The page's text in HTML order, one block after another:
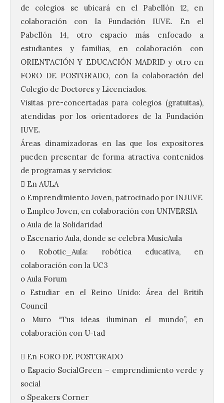
de colegios se ubicará en el Pabellón 12, en
colaboración con la Fundación IUVE. En el
Pabellón 14, otro espacio más enfocado a
estudiantes y familias, en colaboración con
ORIENTACIÓN Y EDUCACIÓN MADRID y otro en
FORO DE POSTGRADO, con la colaboración del
Colegio de Doctores y Licenciados.
Visitas pre-concertadas para colegios (gratuitas),
atendidas por los orientadores de la Fundación
IUVE.
Áreas dinamizadoras en las que los expositores
pueden presentar de forma atractiva contenidos
de programas y servicios:
 En AULA
o Emprendimiento Joven, patrocinado por INJUVE
o Empleo Joven, en colaboración con UNIVERSIA
o Aula de la Solidaridad
o Escenario Aula, donde se celebra MusicAula
o Robotic_Aula: robótica educativa, en
colaboración con la UC3
o Aula Forum
o Estudiar en el Reino Unido: Área del Britih
Council
o Muro “Tus ideas iluminan el mundo”, en
colaboración con U-tad
 En FORO DE POSTGRADO
o Espacio SocialGreen – emprendimiento verde y
social
o Speakers Corner